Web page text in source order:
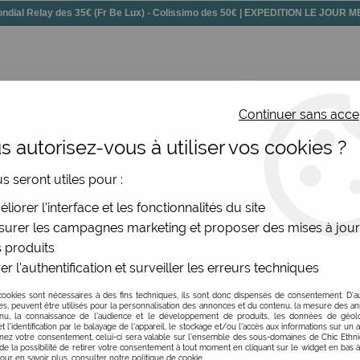
Relay des 35€ (Fr Be Lux) - Colissimo des 50€ | EXPEDITION LE JOUR
Chaussures Bijoux
nos promotions, ventes privées et évolutions de
par mois, parfois 4 lors des mois de soldes...
des marques modes originales, comme King Louie,
Continuer sans
autorisez-vous à utiliser vos cookies ?
seront utiles pour :
l'interface et les fonctionnalités du site
les campagnes marketing et proposer des mises à
produits
l'authentification et surveiller les erreurs techniques
sont nécessaires à des fins techniques, ils sont donc dispensés de consentement.
peuvent être utilisés pour la personnalisation des annonces et du contenu, la mesure des
la connaissance de l'audience et le développement de produits, les données de
l'identification par le balayage de l'appareil, le stockage et/ou l'accès aux informations sur un
votre consentement, celui-ci sera valable sur l’ensemble des sous-domaines de Chic
la possibilité de retirer votre consentement à tout moment en cliquant sur le widget en bas
en savoir plus, consulter notre politique de cookie.